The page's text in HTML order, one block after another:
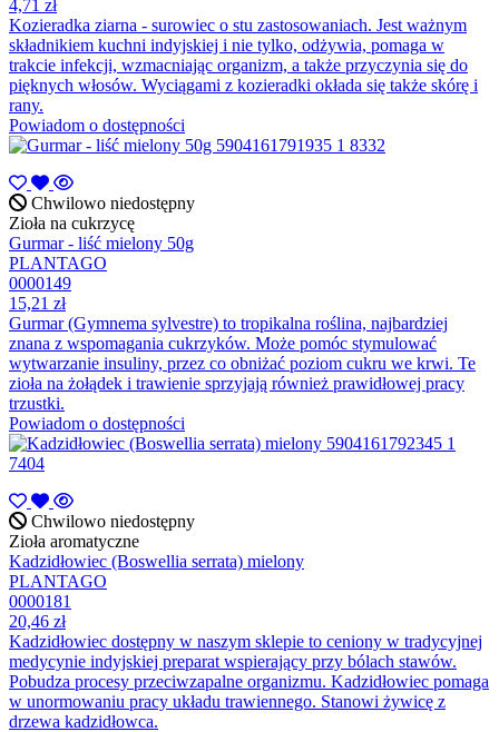
4,71 zł
Kozieradka ziarna - surowiec o stu zastosowaniach. Jest ważnym
składnikiem kuchni indyjskiej i nie tylko, odżywia, pomaga w
trakcie infekcji, wzmacniając organizm, a także przyczynia się do
pięknych włosów. Wyciągami z kozieradki okłada się także skórę i
rany.
Powiadom o dostępności
Chwilowo niedostępny
Zioła na cukrzycę
Gurmar - liść mielony 50g
PLANTAGO
0000149
15,21 zł
Gurmar (Gymnema sylvestre) to tropikalna roślina, najbardziej
znana z wspomagania cukrzyków. Może pomóc stymulować
wytwarzanie insuliny, przez co obniżać poziom cukru we krwi. Te
zioła na żołądek i trawienie sprzyjają również prawidłowej pracy
trzustki.
Powiadom o dostępności
Chwilowo niedostępny
Zioła aromatyczne
Kadzidłowiec (Boswellia serrata) mielony
PLANTAGO
0000181
20,46 zł
Kadzidłowiec dostępny w naszym sklepie to ceniony w tradycyjnej
medycynie indyjskiej preparat wspierający przy bólach stawów.
Pobudza procesy przeciwzapalne organizmu. Kadzidłowiec pomaga
w unormowaniu pracy układu trawiennego. Stanowi żywicę z
drzewa kadzidłowca.